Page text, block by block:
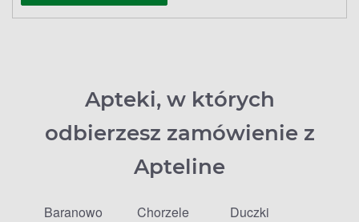
Apteki, w których
odbierzesz zamówienie z
Apteline
Baranowo
Chorzele
Duczki